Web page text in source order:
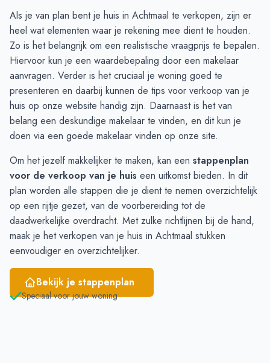
Augustus
2
2
September
1
1
Oktober
2
November
2
3
Januari
2
Februari
1
1
Maart
-
-
April
-
2
Juni
1 6
Als je van plan bent je huis in Achtmaal te verkopen, zijn er
heel wat elementen waar je rekening mee dient te houden.
Zo is het belangrijk om een realistische vraagprijs te bepalen.
Hiervoor kun je een waardebepaling door een makelaar
aanvragen. Verder is het cruciaal je woning goed te
presenteren en daarbij kunnen de tips voor verkoop van je
huis op onze website handig zijn. Daarnaast is het van
belang een deskundige makelaar te vinden, en dit kun je
doen via een goede makelaar vinden op onze site.
Om het jezelf makkelijker te maken, kan een stappenplan
voor de verkoop van je huis een uitkomst bieden. In dit
plan worden alle stappen die je dient te nemen overzichtelijk
op een rijtje gezet, van de voorbereiding tot de
daadwerkelijke overdracht. Met zulke richtlijnen bij de hand,
maak je het verkopen van je huis in Achtmaal stukken
eenvoudiger en overzichtelijker.
Bekijk je stappenplan
Speciaal voor jouw woning